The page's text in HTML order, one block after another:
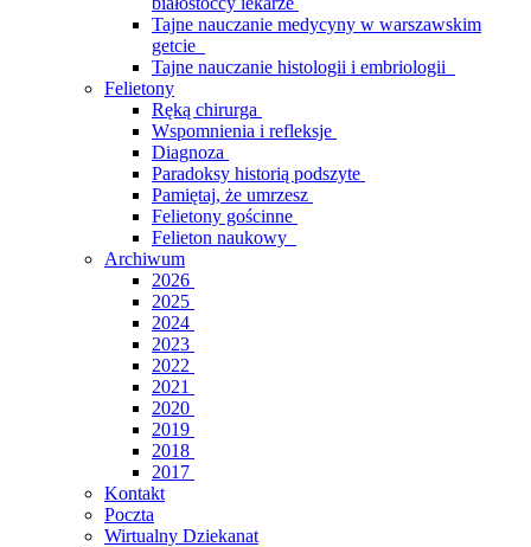
Tajne nauczanie medycyny w warszawskim
getcie
Tajne nauczanie histologii i embriologii
Felietony
Ręką chirurga
Wspomnienia i refleksje
Diagnoza
Paradoksy historią podszyte
Pamiętaj, że umrzesz
Felietony gościnne
Felieton naukowy
Archiwum
2026
2025
2024
2023
2022
2021
2020
2019
2018
2017
Kontakt
Poczta
Wirtualny Dziekanat